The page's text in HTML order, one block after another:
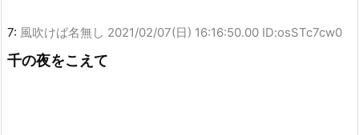
7: 風吹けば名無し 2021/02/07(日) 16:16:50.00 ID:osSTc7cw0
千の夜をこえて